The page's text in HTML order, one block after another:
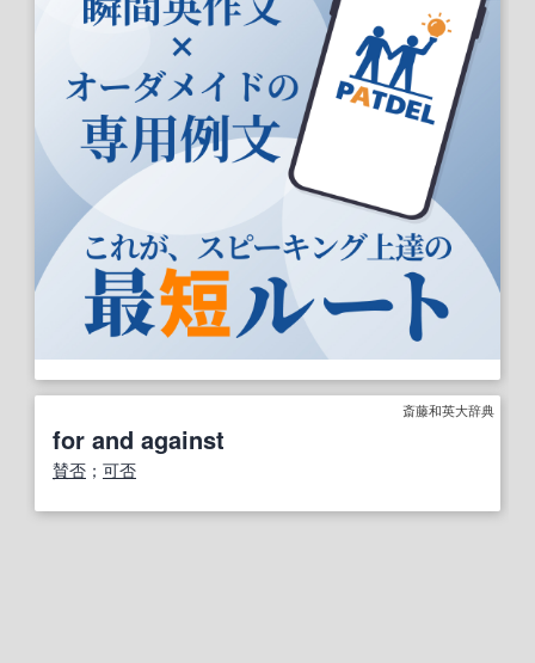
斎藤和英大辞典
for and against
賛否 ； 可否